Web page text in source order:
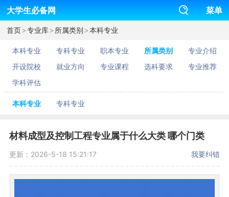
大学生必备网 菜单
首页>专业库>所属类别>本科专业
本科专业 专科专业 职本专业 所属类别
专业介绍
开设院校
就业方向 专业课程 选科要求
专业推荐
学科评估
本科专业 专科专业
材料成型及控制工程专业属于什么大类 哪个门类
更新：2026-5-18 15:21:17 我要纠错